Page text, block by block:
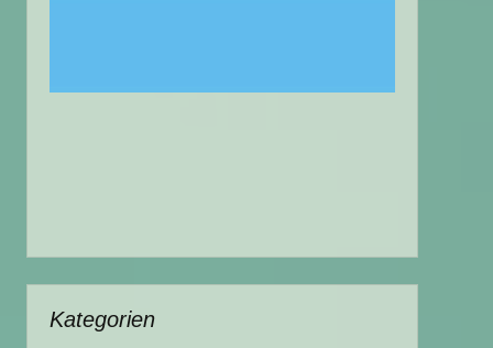
Kategorien